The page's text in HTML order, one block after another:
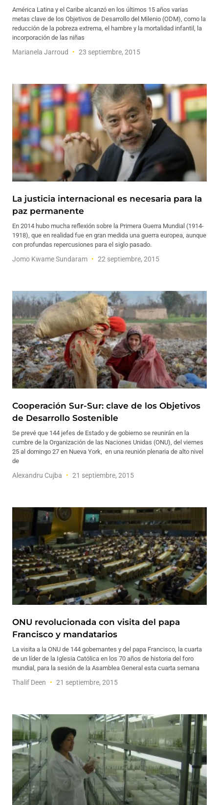
América Latina y el Caribe alcanzó en los últimos 15 años varias
metas clave de los Objetivos de Desarrollo del Milenio (ODM), como la
reducción de la pobreza extrema, el hambre y la mortalidad infantil, la
incorporación de las niñas
Marianela Jarroud 23 septiembre, 2015
La justicia internacional es necesaria para la
paz permanente
En 2014 hubo mucha reflexión sobre la Primera Guerra Mundial (1914-
1918), que en realidad fue en gran medida una guerra europea, aunque
con profundas repercusiones para el siglo pasado.
Jomo Kwame Sundaram 22 septiembre, 2015
Cooperación Sur-Sur: clave de los Objetivos
de Desarrollo Sostenible
Se prevé que 144 jefes de Estado y de gobierno se reunirán en la
cumbre de la Organización de las Naciones Unidas (ONU), del viernes
25 al domingo 27 en Nueva York, en una reunión plenaria de alto nivel
de
Alexandru Cujba 21 septiembre, 2015
ONU revolucionada con visita del papa
Francisco y mandatarios
La visita a la ONU de 144 gobernantes y del papa Francisco, la cuarta
de un líder de la Iglesia Católica en los 70 años de historia del foro
mundial, para la sesión de la Asamblea General esta cuarta semana
Thalif Deen 21 septiembre, 2015